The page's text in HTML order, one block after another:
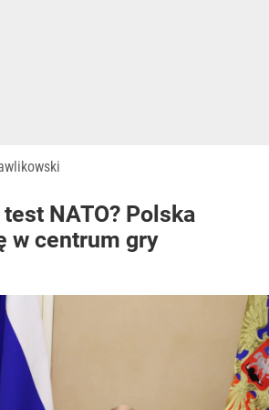
NATO? Polska
w centrum gry